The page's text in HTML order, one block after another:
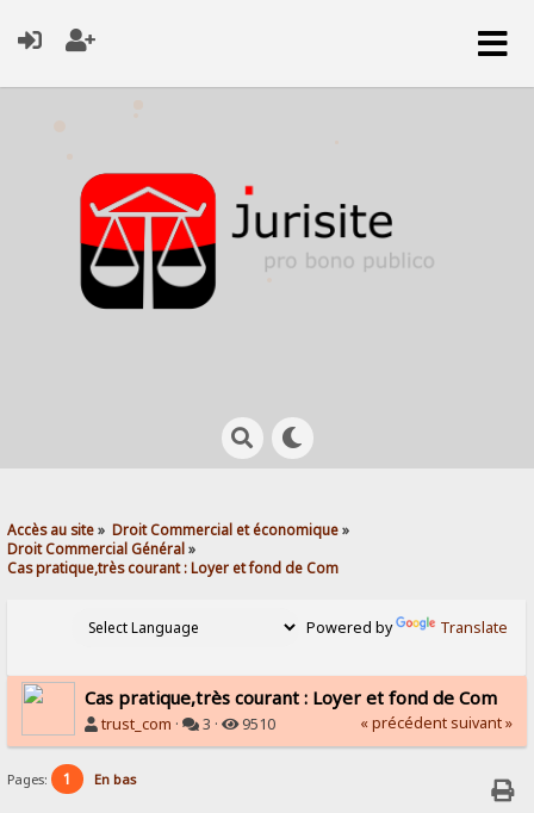
Accès au site» Droit Commercial et économique»
Droit Commercial Général»
Cas pratique,très courant : Loyer et fond de Com
Powered by Translate
Cas pratique,très courant : Loyer et fond de Com
trust_com · 3 · 9510 « précédent suivant »
Pages: 1 En bas